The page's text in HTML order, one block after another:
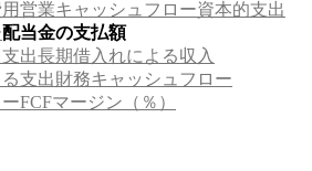
営業キャッシュフロー資本的支出
配当金の支払額
出長期借入れによる収入
支出財務キャッシュフロー
FCFマージン（％）